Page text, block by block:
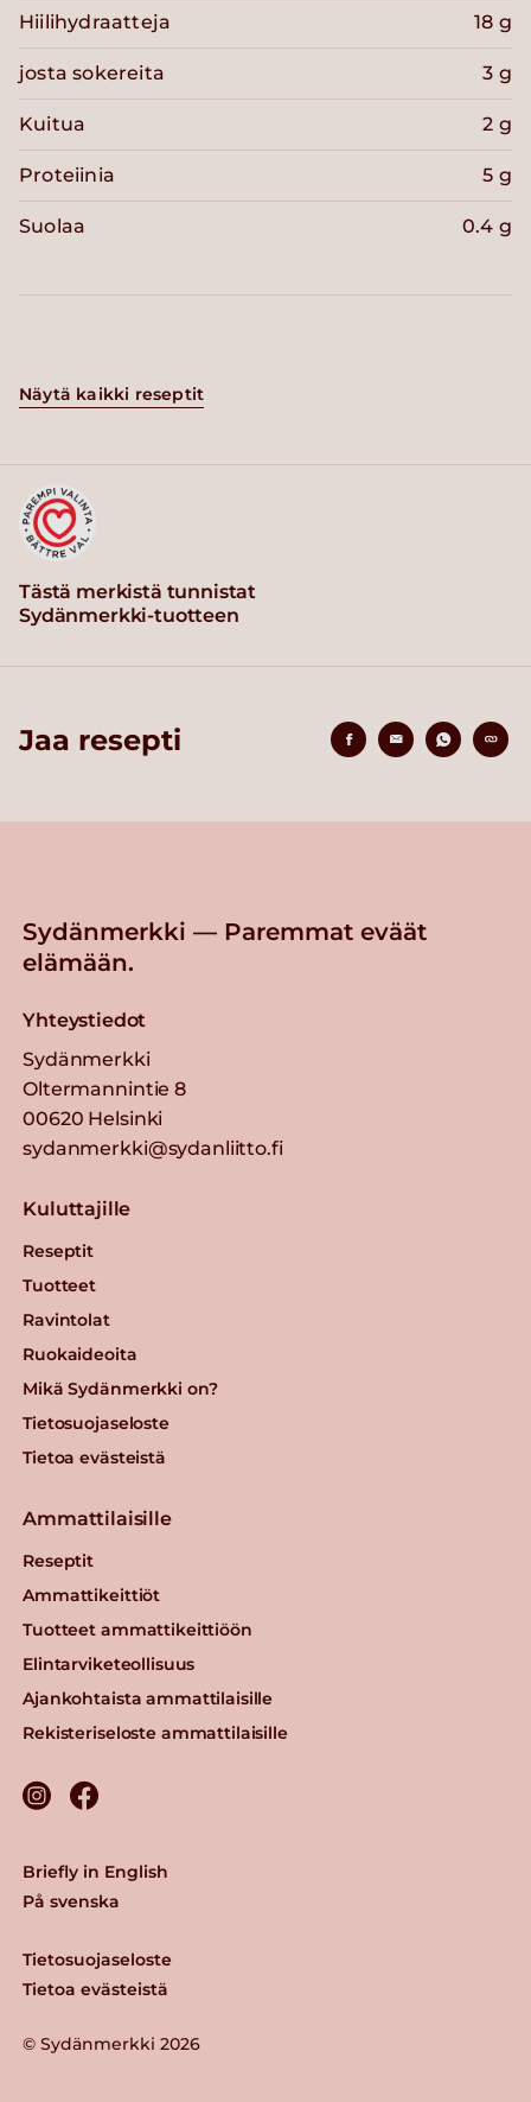
Hiilihydraatteja 18 g
josta sokereita 3 g
Kuitua 2 g
Proteiinia 5 g
Suolaa 0.4 g
Näytä kaikki reseptit
Tästä merkistä tunnistat
Sydänmerkki-tuotteen
Jaa resepti
Sydänmerkki — Paremmat eväät
elämään.
Yhteystiedot
Sydänmerkki
Oltermannintie 8
00620 Helsinki
sydanmerkki@sydanliitto.fi
Kuluttajille
Reseptit
Tuotteet
Ravintolat
Ruokaideoita
Mikä Sydänmerkki on?
Tietosuojaseloste
Tietoa evästeistä
Ammattilaisille
Reseptit
Ammattikeittiöt
Tuotteet ammattikeittiöön
Elintarviketeollisuus
Ajankohtaista ammattilaisille
Rekisteriseloste ammattilaisille
© Sydänmerkki 2026
Tietosuojaseloste
Tietoa evästeistä
Briefly in English
På svenska